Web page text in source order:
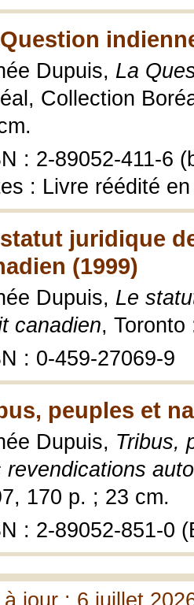
Dupuis, La
Collection
: 2-89052-411-6
: Livre réédité
juridique
(1999)
Dupuis, Le
canadien,
: 0-459-27069-9
peuples et
Dupuis, Tribus,
revendications
170 p. ; 23 cm.
: 2-89052-851-0
jour : 6 juillet